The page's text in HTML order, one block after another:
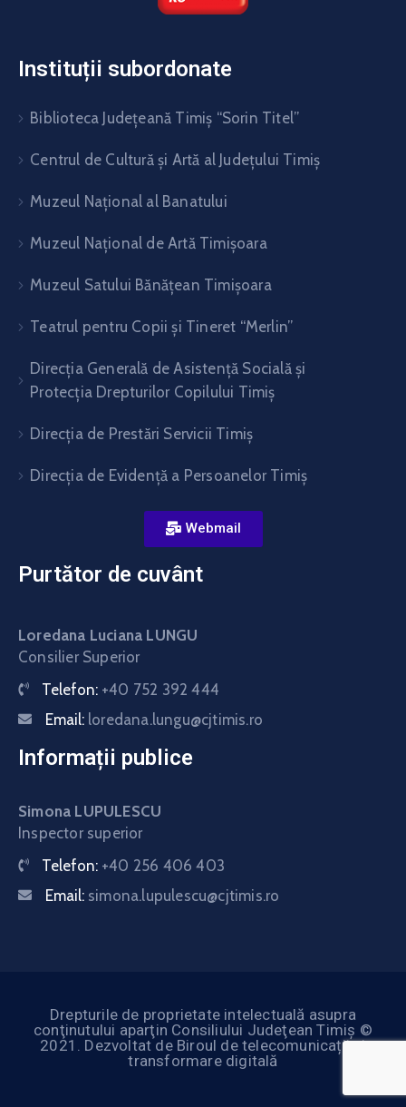
Instituții subordonate
Biblioteca Judeţeană Timiş “Sorin Titel”
Centrul de Cultură şi Artă al Judeţului Timiş
Muzeul Național al Banatului
Muzeul Național de Artă Timişoara
Muzeul Satului Bănăţean Timişoara
Teatrul pentru Copii şi Tineret “Merlin”
Direcția Generală de Asistență Socială și
Protecția Drepturilor Copilului Timiș
Direcţia de Prestări Servicii Timiş
Direcţia de Evidenţă a Persoanelor Timiş
Webmail
Purtător de cuvânt
Loredana Luciana LUNGU
Consilier Superior
Telefon: +40 752 392 444
Email: loredana.lungu@cjtimis.ro
Informații publice
Simona LUPULESCU
Inspector superior
Telefon: +40 256 406 403
Email: simona.lupulescu@cjtimis.ro
Drepturile de proprietate intelectuală asupra
conţinutului aparţin Consiliului Judeţean Timiş ©
2021. Dezvoltat de Biroul de telecomunicații și
transformare digitală